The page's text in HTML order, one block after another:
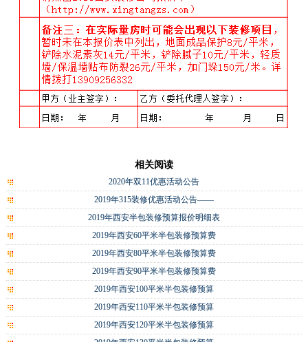
相关阅读
2020年双11优惠活动公告
2019年315装修优惠活动公告——
2019年西安半包装修预算报价明细表
2019年西安60平米半包装修预算费
2019年西安80平米半包装修预算费
2019年西安90平米半包装修预算费
2019年西安100平米半包装修预算
2019年西安110平米半包装修预算
2019年西安120平米半包装修预算